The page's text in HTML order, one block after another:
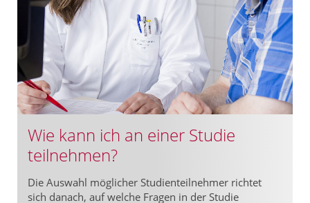
Wie kann ich an einer Studie
teilnehmen?
Die Auswahl möglicher Studienteilnehmer richtet
sich danach, auf welche Fragen in der Studie